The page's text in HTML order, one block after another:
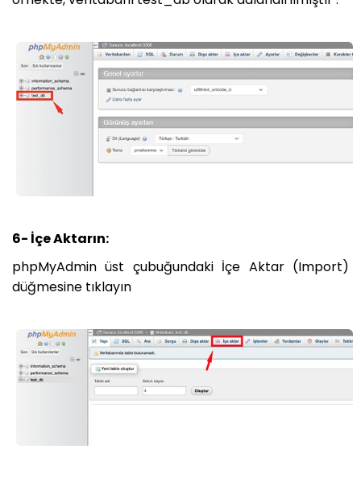
6- İçe Aktarın:
phpMyAdmin üst çubuğundaki İçe Aktar (Import)
düğmesine tıklayın